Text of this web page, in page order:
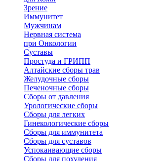
Зрение
Иммунитет
Мужчинам
Нервная система
при Онкологии
Суставы
Простуда и ГРИПП
Алтайские сборы трав
Желудочные сборы
Печеночные сборы
Сборы от давления
Урологические сборы
Сборы для легких
Гинекологические сборы
Сборы для иммунитета
Сборы для суставов
Успокаивающие сборы
Сборы для похудения